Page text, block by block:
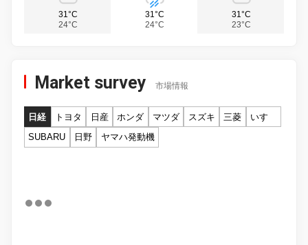
31°C
24°C
31°C
24°C
31°C
23°C
Market survey 市場情報
日経 トヨタ 日産 ホンダ マツダ スズキ 三菱
いすゞ
SUBARU
日野 ヤマハ発動機